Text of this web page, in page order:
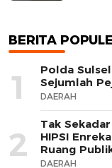
BERITA
1
Polda
Sejumlah
DAERAH
2
Tak
HIPSI
Ruang
DAERAH